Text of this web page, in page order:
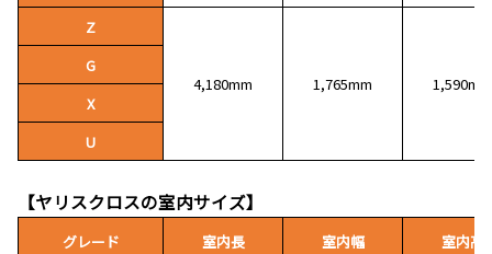
Z
4,180mm 1,765mm 1,590mm
G
X
U
【ヤリスクロスの室内サイズ】
グレード 室内長 室内幅 室内高